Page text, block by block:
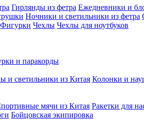
Гирлянды из фетра Ежедневники и
Ночники и светильники из фетра
Фигурки Чехлы Чехлы для ноутбуков
и паракорды
и светильники из Китая Колонки и
мячи из Китая Ракетки для
Бойцовская экипировка